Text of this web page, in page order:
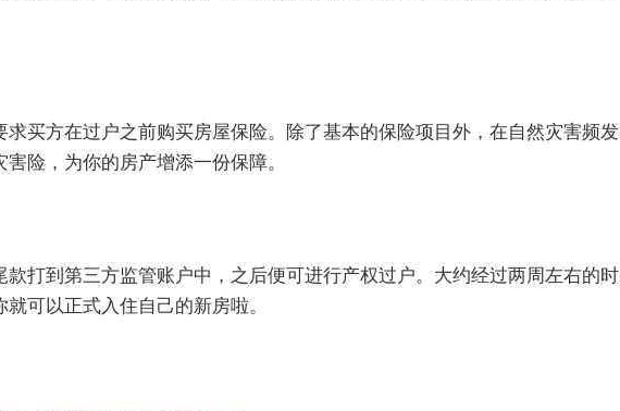
买方在过户之前购买房屋保险。除了基本的保险项目外，在自然灾害频发
险，为你的房产增添一份保障。
打到第三方监管账户中，之后便可进行产权过户。大约经过两周左右的时
可以正式入住自己的新房啦。